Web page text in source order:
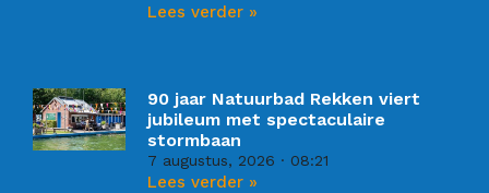
Lees verder »
90 jaar Natuurbad Rekken viert
jubileum met spectaculaire
stormbaan
7 augustus, 2026 08:21
Lees verder »